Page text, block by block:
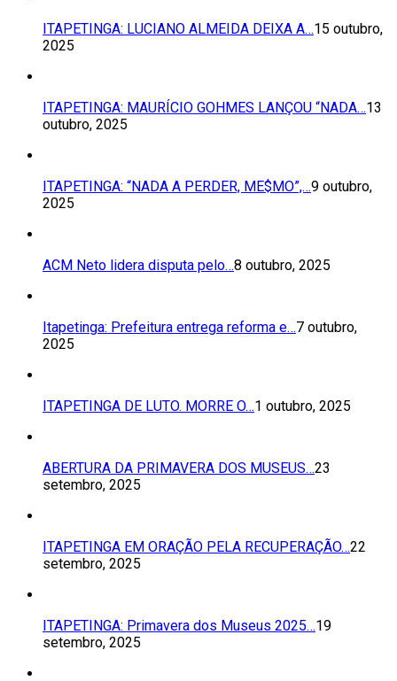
ITAPETINGA: LUCIANO ALMEIDA DEIXA A…15 outubro,
2025
ITAPETINGA: MAURÍCIO GOHMES LANÇOU “NADA…13
outubro, 2025
ITAPETINGA: “NADA A PERDER, ME$MO”,…9 outubro,
2025
ACM Neto lidera disputa pelo…8 outubro, 2025
Itapetinga: Prefeitura entrega reforma e…7 outubro,
2025
ITAPETINGA DE LUTO. MORRE O…1 outubro, 2025
ABERTURA DA PRIMAVERA DOS MUSEUS…23
setembro, 2025
ITAPETINGA EM ORAÇÃO PELA RECUPERAÇÃO…22
setembro, 2025
ITAPETINGA: Primavera dos Museus 2025…19
setembro, 2025